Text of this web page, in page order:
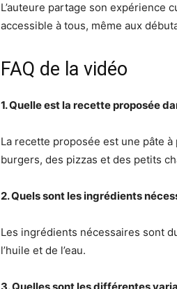
L’auteure partage son expérience
accessible à tous, même aux
FAQ de la vidéo
1. Quelle est la recette proposée
La recette proposée est une pâte
burgers, des pizzas et des petits
2. Quels sont les ingrédients
Les ingrédients nécessaires sont
l’huile et de l’eau.